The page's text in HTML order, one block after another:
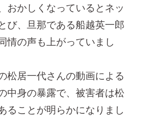
おかしくなっているとネッ
び、旦那である船越英一郎
情の声も上がっていまし
松居一代さんの動画による
中身の暴露で、被害者は松
ることが明らかになりまし